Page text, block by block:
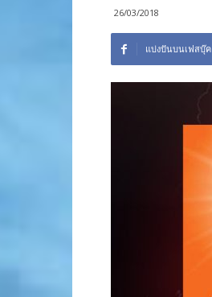
26/03/2018
แบ่งปันบนเฟสบุ๊ค